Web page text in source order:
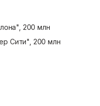
200 млн
Сити", 200 млн